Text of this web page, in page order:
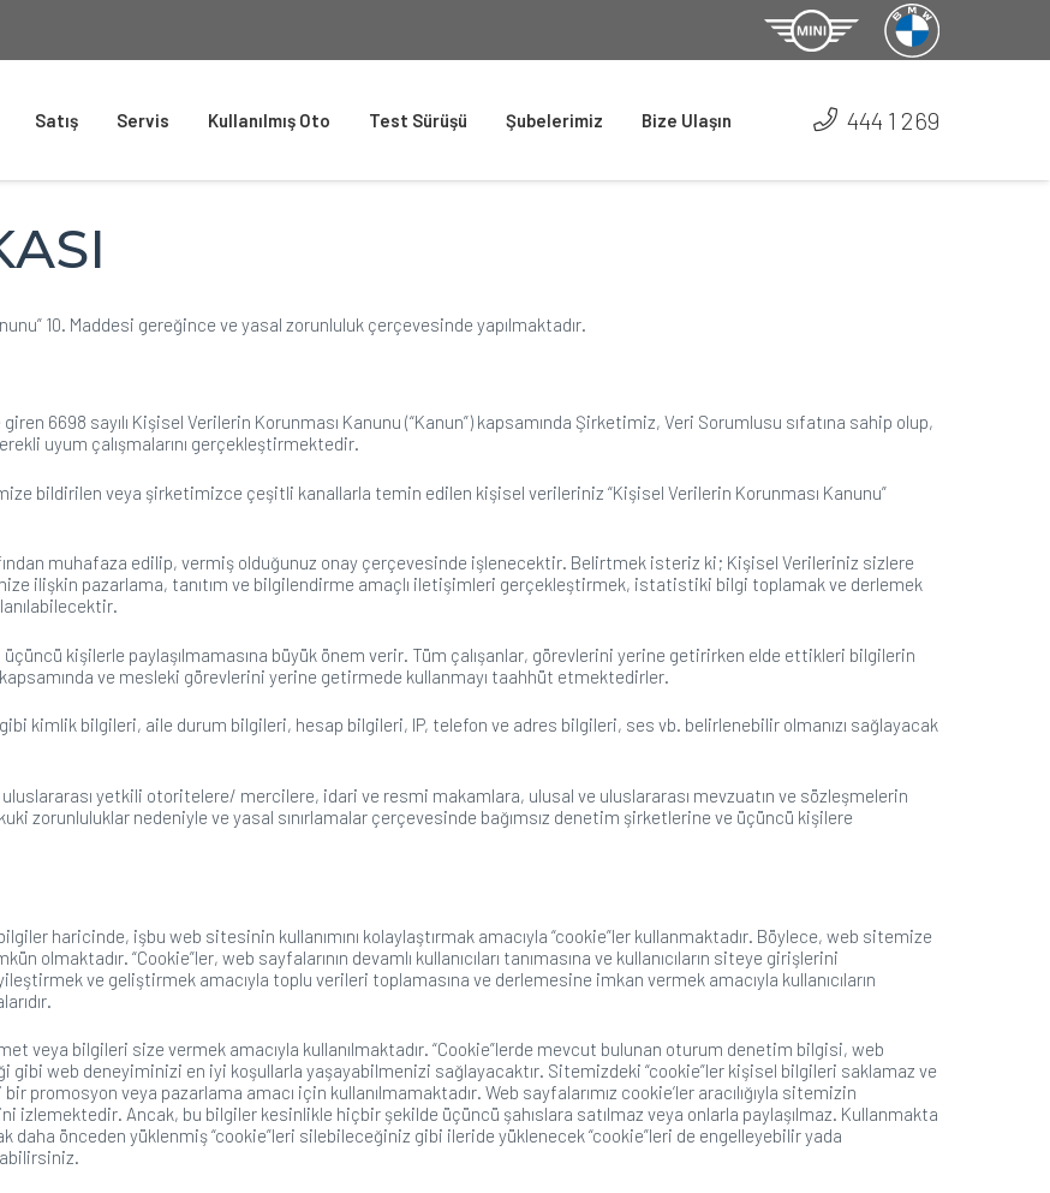
Satış Servis Kullanılmış Oto Test Sürüşü Şubelerimiz Bize Ulaşın 444 1 269
10. Maddesi gereğince ve yasal zorunluluk çerçevesinde yapılmaktadır.
6698 sayılı Kişisel Verilerin Korunması Kanunu (“Kanun”) kapsamında Şirketimiz, Veri Sorumlusu sıfatına sahip olup,
uyum çalışmalarını gerçekleştirmektedir.
bildirilen veya şirketimizce çeşitli kanallarla temin edilen kişisel verileriniz “Kişisel Verilerin Korunması Kanunu”
muhafaza edilip, vermiş olduğunuz onay çerçevesinde işlenecektir. Belirtmek isteriz ki; Kişisel Verileriniz sizlere
ilişkin pazarlama, tanıtım ve bilgilendirme amaçlı iletişimleri gerçekleştirmek, istatistiki bilgi toplamak ve derlemek
kişilerle paylaşılmamasına büyük önem verir. Tüm çalışanlar, görevlerini yerine getirirken elde ettikleri bilgilerin
ve mesleki görevlerini yerine getirmede kullanmayı taahhüt etmektedirler.
kimlik bilgileri, aile durum bilgileri, hesap bilgileri, IP, telefon ve adres bilgileri, ses vb. belirlenebilir olmanızı sağlayacak
yetkili otoritelere/ mercilere, idari ve resmi makamlara, ulusal ve uluslararası mevzuatın ve sözleşmelerin
zorunluluklar nedeniyle ve yasal sınırlamalar çerçevesinde bağımsız denetim şirketlerine ve üçüncü kişilere
haricinde, işbu web sitesinin kullanımını kolaylaştırmak amacıyla “cookie”ler kullanmaktadır. Böylece, web sitemize
“Cookie”ler, web sayfalarının devamlı kullanıcıları tanımasına ve kullanıcıların siteye girişlerini
ve geliştirmek amacıyla toplu verileri toplamasına ve derlemesine imkan vermek amacıyla kullanıcıların
veya bilgileri size vermek amacıyla kullanılmaktadır. “Cookie”lerde mevcut bulunan oturum denetim bilgisi, web
gibi web deneyiminizi en iyi koşullarla yaşayabilmenizi sağlayacaktır. Sitemizdeki “cookie”ler kişisel bilgileri saklamaz ve
promosyon veya pazarlama amacı için kullanılmamaktadır. Web sayfalarımız cookie’ler aracılığıyla sitemizin
izlemektedir. Ancak, bu bilgiler kesinlikle hiçbir şekilde üçüncü şahıslara satılmaz veya onlarla paylaşılmaz. Kullanmakta
daha önceden yüklenmiş “cookie”leri silebileceğiniz gibi ileride yüklenecek “cookie”leri de engelleyebilir yada